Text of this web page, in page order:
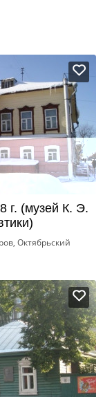
г. (музей К. Э.
Октябрьский